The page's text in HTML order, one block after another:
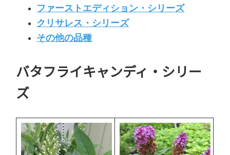
ファーストエディション・シリーズ
クリサレス・シリーズ
その他の品種
バタフライキャンディ・シリー
ズ